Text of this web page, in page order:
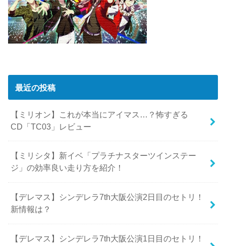
最近の投稿
【ミリオン】これが本当にアイマス…？怖すぎる
CD「TC03」レビュー
【ミリシタ】新イベ「プラチナスターツインステー
ジ」の効率良い走り方を紹介！
【デレマス】シンデレラ7th大阪公演2日目のセトリ！
新情報は？
【デレマス】シンデレラ7th大阪公演1日目のセトリ！